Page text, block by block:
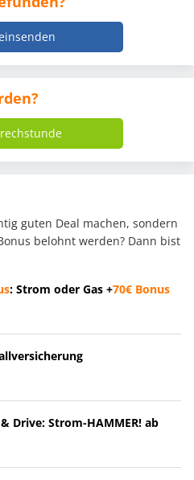
guten Deal machen, sondern
belohnt werden? Dann bist
: Strom oder Gas +70€ Bonus
Drive: Strom-HAMMER! ab